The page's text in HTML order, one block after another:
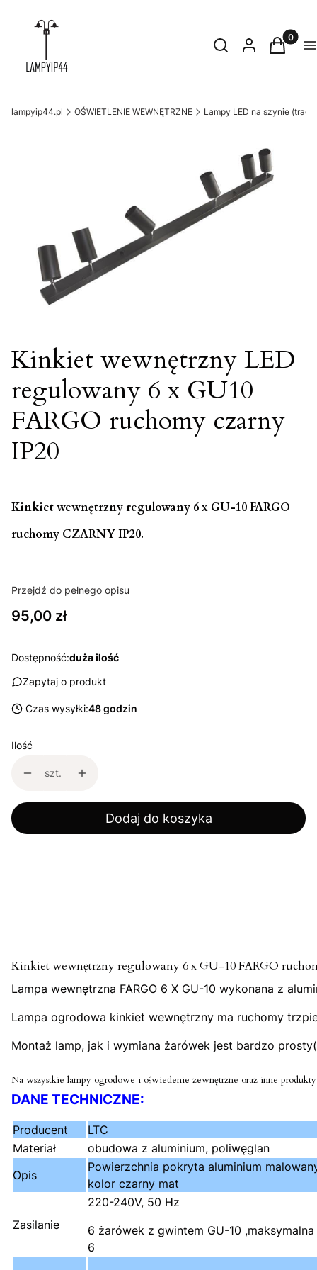
Otwórz
SzukajZaloguj sięKoszyk
lampyip44.pl OŚWIETLENIE WEWNĘTRZNE Lampy LED na szynie
Kinkiet wewnętrzny LED
regulowany 6 x GU10
FARGO ruchomy czarny
IP20
Kinkiet wewnętrzny regulowany 6 x GU-10 FARGO
ruchomy CZARNY IP20.
Przejdź do pełnego opisu
Cena
95,00 zł
Dostępność:duża ilość
Zapytaj o produkt
Czas wysyłki:48 godzin
Ilość
szt.
Dodaj do koszyka
Kinkiet wewnętrzny regulowany 6 x GU-10 FARGO
Lampa wewnętrzna FARGO 6 X GU-10 wykonana z
Lampa ogrodowa kinkiet wewnętrzny ma ruchomy
Montaż lamp, jak i wymiana żarówek jest bardzo
Na wszystkie lampy ogrodowe i oświetlenie zewnętrzne oraz inne
DANE TECHNICZNE:
Producent
LTC
Materiał
obudowa z aluminium, poliwęglan
Opis
Powierzchnia pokryta aluminium
kolor czarny mat
Zasilanie
220-240V, 50 Hz
6 żarówek z gwintem GU-10
6